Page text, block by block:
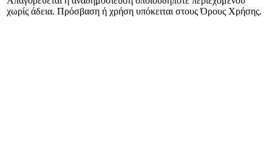
χωρίς άδεια. Πρόσβαση ή χρήση υπόκειται στους Όρους Χρήσης.